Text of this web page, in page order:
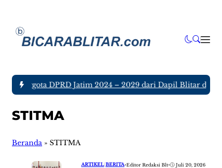
Anggota DPRD Jatim 2024 – 2029 dari Dapil Blitar dan
STITMA
Beranda » STITMA
ARTIKEL BERITA•Editor Redaksi Blt• Juli 20, 2026